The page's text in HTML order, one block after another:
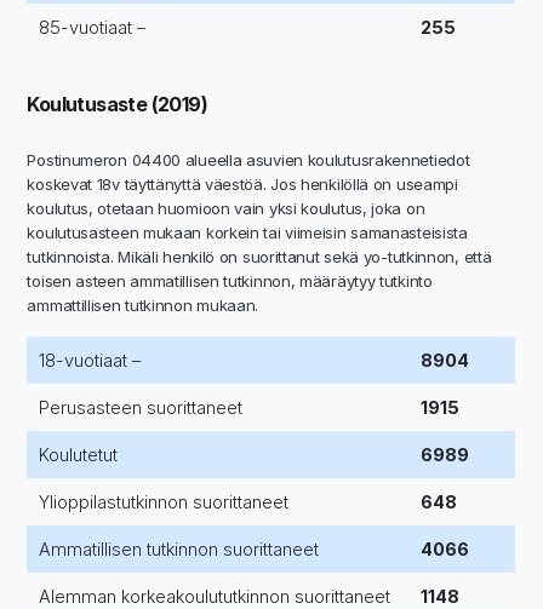
85-vuotiaat – 255
Koulutusaste (2019)
Postinumeron 04400 alueella asuvien koulutusrakennetiedot
koskevat 18v täyttänyttä väestöä. Jos henkilöllä on useampi
koulutus, otetaan huomioon vain yksi koulutus, joka on
koulutusasteen mukaan korkein tai viimeisin samanasteisista
tutkinnoista. Mikäli henkilö on suorittanut sekä yo-tutkinnon, että
toisen asteen ammatillisen tutkinnon, määräytyy tutkinto
ammattillisen tutkinnon mukaan.
18-vuotiaat – 8904
Perusasteen suorittaneet 1915
Koulutetut 6989
Ylioppilastutkinnon suorittaneet 648
Ammatillisen tutkinnon suorittaneet 4066
Alemman korkeakoulututkinnon suorittaneet 1148